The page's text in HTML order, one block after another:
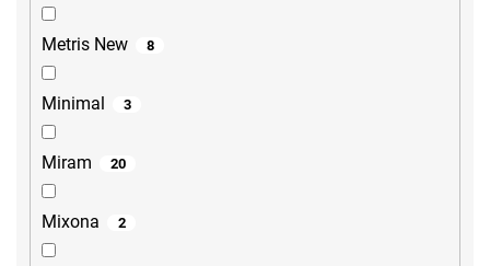
Metris New 8
Minimal 3
Miram 20
Mixona 2